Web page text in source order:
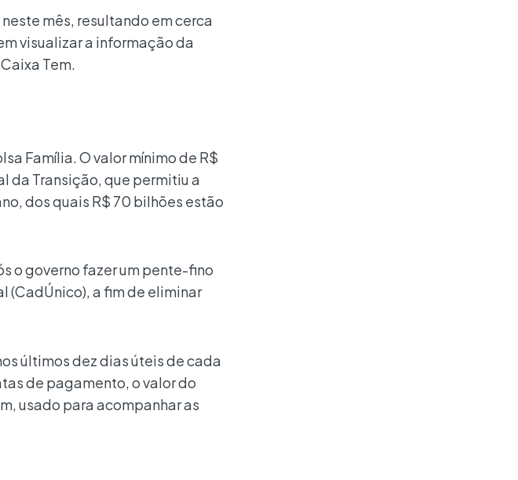
mês, resultando em cerca
visualizar a informação da
Tem.
Família. O valor mínimo de R$
da Transição, que permitiu a
dos quais R$ 70 bilhões estão
o governo fazer um pente-fino
(CadÚnico), a fim de eliminar
últimos dez dias úteis de cada
de pagamento, o valor do
usado para acompanhar as